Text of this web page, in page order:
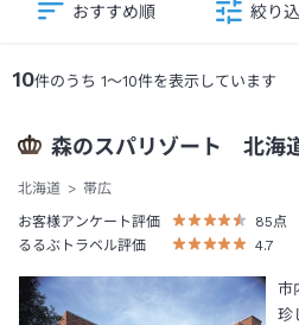
10件のうち 1～10件を表示しています
おすすめ順 絞り
森のスパリゾート 北海
北海道
帯広
お客様アンケート評価
85 点
るるぶトラベル評価
4.7
市
珍